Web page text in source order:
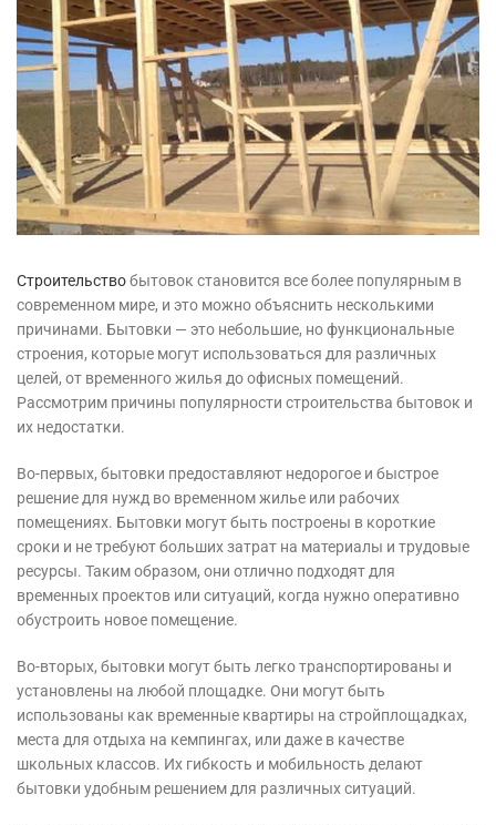
Строительствобытовок становится все более популярным в
современном мире, и это можно объяснить несколькими
причинами. Бытовки — это небольшие, но функциональные
строения, которые могут использоваться для различных
целей, от временного жилья до офисных помещений.
Рассмотрим причины популярности строительства бытовок и
их недостатки.
Во-первых, бытовки предоставляют недорогое и быстрое
решение для нужд во временном жилье или рабочих
помещениях. Бытовки могут быть построены в короткие
сроки и не требуют больших затрат на материалы и трудовые
ресурсы. Таким образом, они отлично подходят для
временных проектов или ситуаций, когда нужно оперативно
обустроить новое помещение.
Во-вторых, бытовки могут быть легко транспортированы и
установлены на любой площадке. Они могут быть
использованы как временные квартиры на стройплощадках,
места для отдыха на кемпингах, или даже в качестве
школьных классов. Их гибкость и мобильность делают
бытовки удобным решением для различных ситуаций.